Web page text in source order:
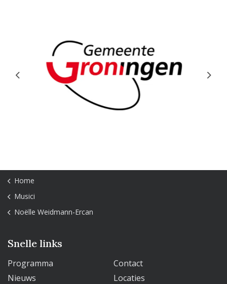
Previous Next
Home
Musici
Noëlle Weidmann-Ercan
Snelle links
Programma
Contact
Nieuws
Locaties